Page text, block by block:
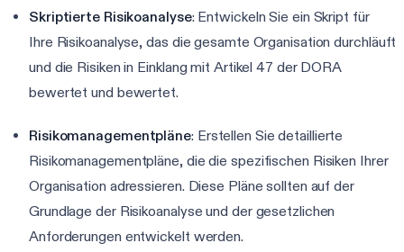
Skriptierte Risikoanalyse: Entwickeln Sie ein Skript für
Ihre Risikoanalyse, das die gesamte Organisation durchläuft
und die Risiken in Einklang mit Artikel 47 der DORA
bewertet und bewertet.
Risikomanagementpläne: Erstellen Sie detaillierte
Risikomanagementpläne, die die spezifischen Risiken Ihrer
Organisation adressieren. Diese Pläne sollten auf der
Grundlage der Risikoanalyse und der gesetzlichen
Anforderungen entwickelt werden.